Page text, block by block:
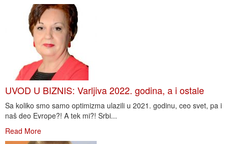
UVOD U BIZNIS: Varljiva 2022. godina, a i ostale
Sa koliko smo samo optimizma ulazili u 2021. godinu, ceo svet, pa i
naš deo Evrope?! A tek mi?! Srbi...
Read More